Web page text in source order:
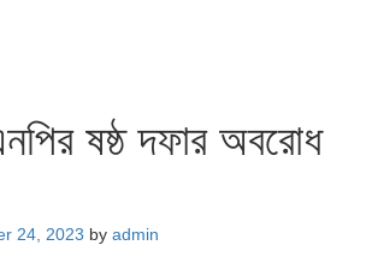
ষষ্ঠ দফার অবরোধ
24, 2023 by admin